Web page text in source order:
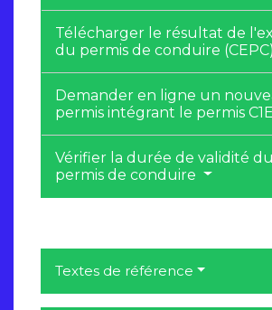
Télécharger le résultat de
du permis de conduire (CEPC)
Demander en ligne un
permis intégrant le permis C1E
Vérifier la durée de validité du
permis de conduire
Textes de référence